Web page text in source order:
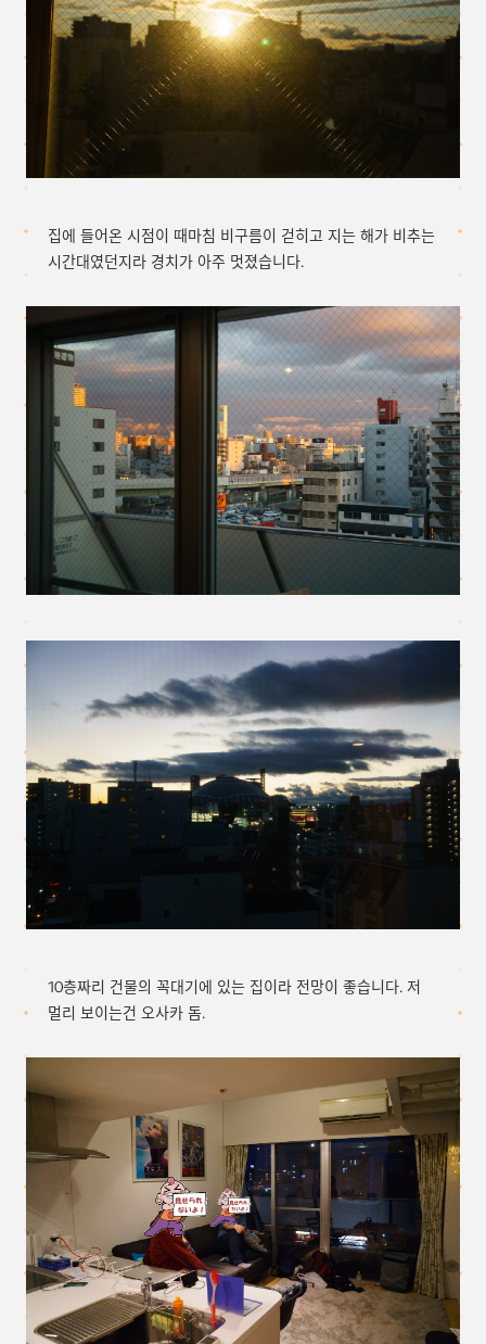
집에 들어온 시점이 때마침 비구름이 걷히고 지는 해가 비추는
시간대였던지라 경치가 아주 멋졌습니다.
10층짜리 건물의 꼭대기에 있는 집이라 전망이 좋습니다. 저
멀리 보이는건 오사카 돔.